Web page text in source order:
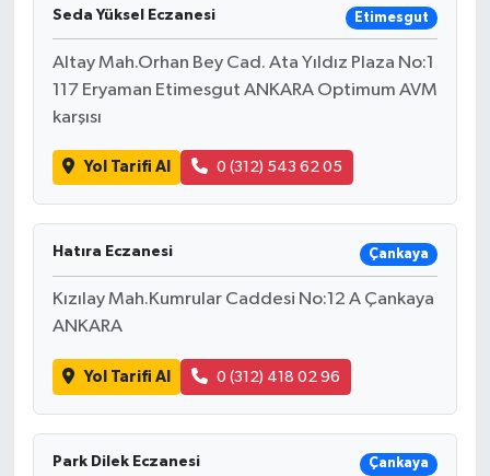
Seda Yüksel Eczanesi Etimesgut
Altay Mah.Orhan Bey Cad. Ata Yıldız Plaza No:1
117 Eryaman Etimesgut ANKARA Optimum AVM
karşısı
Yol Tarifi Al 0 (312) 543 62 05
Hatıra Eczanesi Çankaya
Kızılay Mah.Kumrular Caddesi No:12 A Çankaya
ANKARA
Yol Tarifi Al 0 (312) 418 02 96
Park Dilek Eczanesi Çankaya